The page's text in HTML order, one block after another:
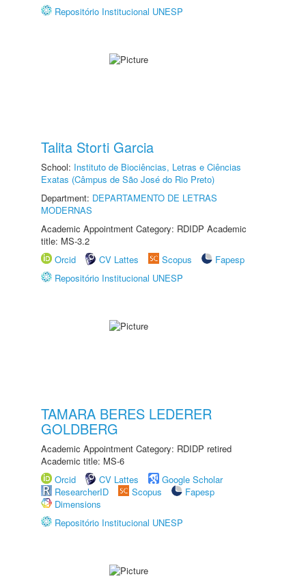
Repositório Institucional UNESP
Talita Storti Garcia
School: Instituto de Biociências, Letras e Ciências
Exatas (Câmpus de São José do Rio Preto)
Department: DEPARTAMENTO DE LETRAS
MODERNAS
Academic Appointment Category: RDIDP Academic
title: MS-3.2
Orcid
CV Lattes Scopus
Fapesp
Repositório Institucional UNESP
TAMARA BERES LEDERER
GOLDBERG
Academic Appointment Category: RDIDP retired
Academic title: MS-6
Orcid
CV Lattes
Google Scholar
ResearcherID
Scopus
Fapesp
Dimensions
Repositório Institucional UNESP